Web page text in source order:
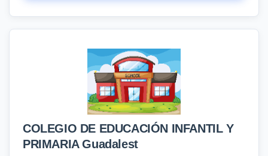
COLEGIO DE EDUCACIÓN INFANTIL Y
PRIMARIA Guadalest